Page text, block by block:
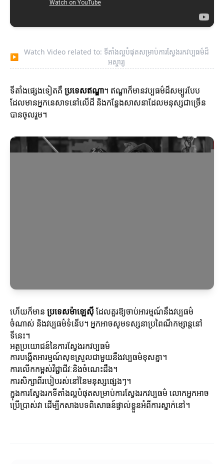
▶
Watch Video related to: ទីតាំងល្អបំផុតសម្រាប់ការស្វែងរកវប្បធម៌ដ៏
អស្ចារ្យ
ទីតាំងផ្សេងទៀតគឺ ប្រទេសឥណ្ឌា។ ឥណ្ឌាក៏មានវប្បធម៌ដ៏សម្បូរបែប
ដែលមានអ្នកនេសាទនៅលើដី និងកន្លែងសាសនាដែលមនុស្សជាច្រើន
បានចូលរួម។
ហើយក៏មាន ប្រទេសម៉ាឡេស៊ីដែលគួរឱ្យចាប់អារម្មណ៍នឹងវប្បធម៌
ចំណាស់ និងវប្បធម៌ទំនើប។ អ្នកអាចសូមទស្សនាប្រពៃណីកម្សាន្តនៅ
ទីនេះ។
អត្ថប្រយោជន៍នៃការស្វែងរកវប្បធម៌
ការបង្កើតអារម្មណ៍សុខស្រួលជាមួយនឹងវប្បធម៌ខុសគ្នា។
ការលើកកម្ពស់វិជ្ជាជីវៈនិងចំណេះដឹង។
ការសិក្សា​ពីរបៀបរស់នៅនៃមនុស្សផ្សេងៗ។
ក្នុងការស្វែងរកទីតាំងល្អបំផុតសម្រាប់ការស្វែងរកវប្បធម៌ លោកអ្នកអាច
ប្រើប្រាស់វា ដើម្បីកសាងបទពិសោធន៍ផ្ទាល់ខ្លួនអំពីការស្នាក់នៅ។